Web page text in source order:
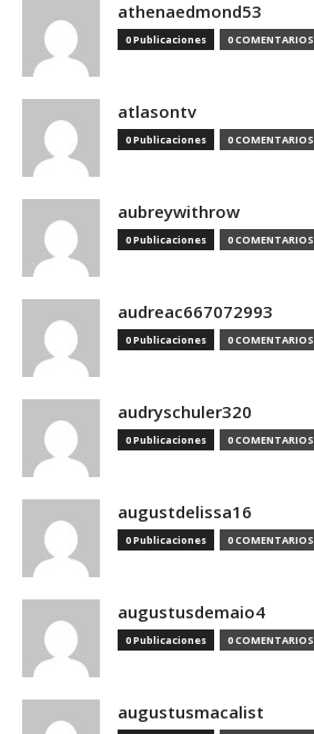
athenaedmond53
0 Publicaciones 0 COMENTARIOS
atlasontv
0 Publicaciones 0 COMENTARIOS
aubreywithrow
0 Publicaciones 0 COMENTARIOS
audreac667072993
0 Publicaciones 0 COMENTARIOS
audryschuler320
0 Publicaciones 0 COMENTARIOS
augustdelissa16
0 Publicaciones 0 COMENTARIOS
augustusdemaio4
0 Publicaciones 0 COMENTARIOS
augustusmacalist